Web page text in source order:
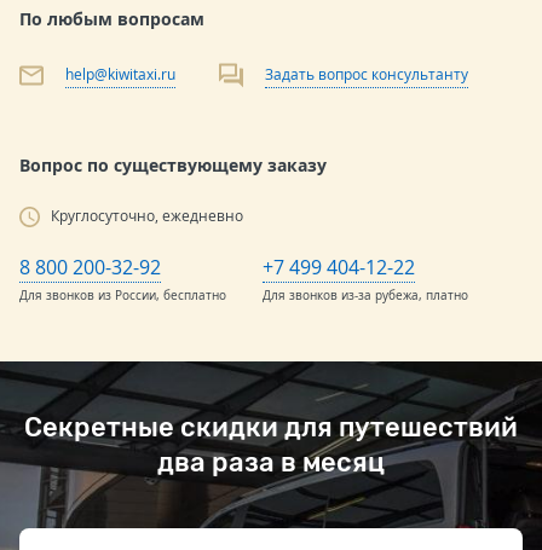
По любым вопросам
help@kiwitaxi.ru Задать вопрос консультанту
Вопрос по существующему заказу
Круглосуточно, ежедневно
8 800 200-32-92
Для звонков из России, бесплатно
+7 499 404-12-22
Для звонков из-за рубежа, платно
Секретные скидки для путешествий
два раза в месяц